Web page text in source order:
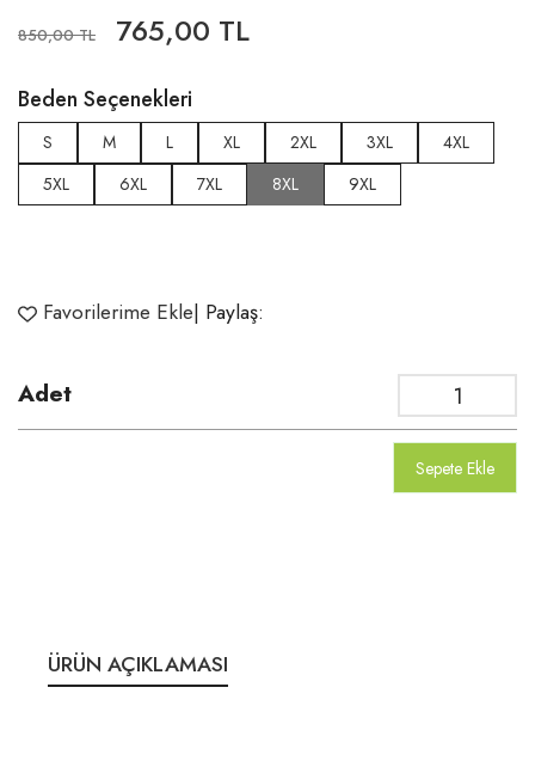
850,00 TL 765,00 TL
Beden Seçenekleri
S M L XL 2XL 3XL
4XL
5XL
6XL 7XL 8XL 9XL
Favorilerime Ekle| Paylaş:
Adet
Sepete Ekle
ÜRÜN AÇIKLAMASI